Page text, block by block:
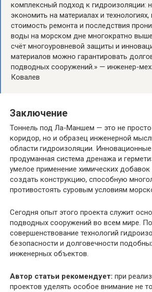
комплексный подход к гидроизоляции:
экономить на материалах и технологиях,
стоимость ремонта и последствия
воды на морском дне многократно
счёт многоуровневой защиты и
материалов можно гарантировать
подводных сооружений.» — инженер-
Ковалев
Заключение
Тоннель под Ла-Маншем — это не просто
коридор, но и образец инженерной
области гидроизоляции.
продуманная система дренажа и
умелое применение химических добавок
создать конструкцию, способную
противостоять суровым условиям
Сегодня опыт этого проекта служит
подводных сооружений во всем мире.
совершенствование технологий
безопасности и долговечности
инженерных объектов.
Автор статьи рекомендует: при
проектов уделять особое внимание не